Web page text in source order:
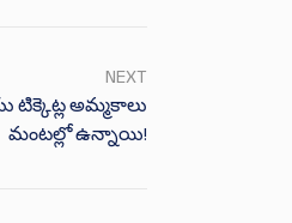
NEXT
టిక్కెట్ల అమ్మకాలు
మంటల్లో ఉన్నాయి!